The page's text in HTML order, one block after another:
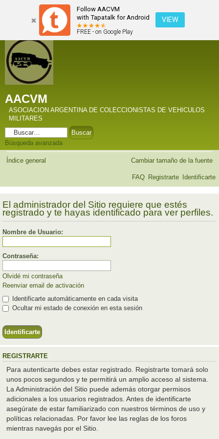
Follow AACVM
with Tapatalk for Android
FREE - on Google Play
VIEW
AACVM
ASOCIACION ARGENTINA DE COLECCIONISTAS DE VEHICULOS
MILITARES
Búsqueda avanzada
Índice general Cambiar tamaño de la fuente
FAQ Registrarte Identificarte
El administrador del Sitio requiere que estés
registrado y te hayas identificado para ver perfiles.
Nombre de Usuario:
Contraseña:
Olvidé mi contraseña
Reenviar email de activación
Identificarte automáticamente en cada visita
Ocultar mi estado de conexión en esta sesión
REGISTRARTE
Para autenticarte debes estar registrado. Registrarte tomará solo
unos pocos segundos y te permitirá un amplio acceso al sistema.
La Administración del Sitio puede además otorgar permisos
adicionales a los usuarios registrados. Antes de identificarte
asegúrate de estar familiarizado con nuestros términos de uso y
políticas relacionadas. Por favor lee las reglas de los foros
mientras navegás por el Sitio.